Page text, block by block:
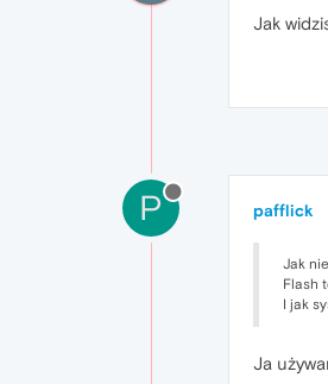
Jak
P pafflick
Jak
Flash
I jak
Ja